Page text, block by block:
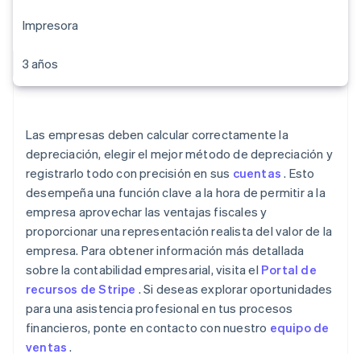
Impresora
3 años
Las empresas deben calcular correctamente la
depreciación, elegir el mejor método de depreciación y
registrarlo todo con precisión en sus cuentas . Esto
desempeña una función clave a la hora de permitir a la
empresa aprovechar las ventajas fiscales y
proporcionar una representación realista del valor de la
empresa. Para obtener información más detallada
sobre la contabilidad empresarial, visita el Portal de
recursos de Stripe . Si deseas explorar oportunidades
para una asistencia profesional en tus procesos
financieros, ponte en contacto con nuestro equipo de
ventas .